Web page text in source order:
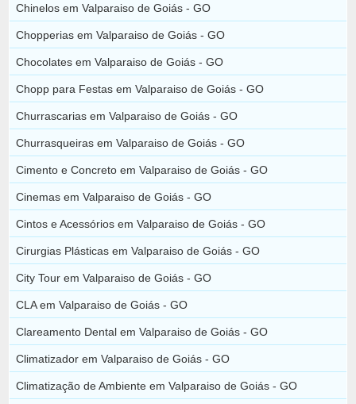
Chinelos em Valparaiso de Goiás - GO
Chopperias em Valparaiso de Goiás - GO
Chocolates em Valparaiso de Goiás - GO
Chopp para Festas em Valparaiso de Goiás - GO
Churrascarias em Valparaiso de Goiás - GO
Churrasqueiras em Valparaiso de Goiás - GO
Cimento e Concreto em Valparaiso de Goiás - GO
Cinemas em Valparaiso de Goiás - GO
Cintos e Acessórios em Valparaiso de Goiás - GO
Cirurgias Plásticas em Valparaiso de Goiás - GO
City Tour em Valparaiso de Goiás - GO
CLA em Valparaiso de Goiás - GO
Clareamento Dental em Valparaiso de Goiás - GO
Climatizador em Valparaiso de Goiás - GO
Climatização de Ambiente em Valparaiso de Goiás - GO